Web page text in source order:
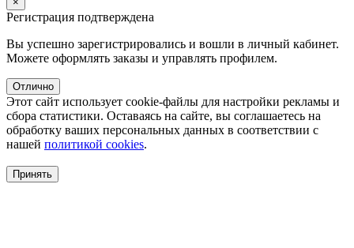
Регистрация подтверждена
Вы успешно зарегистрировались и вошли в личный кабинет.
Можете оформлять заказы и управлять профилем.
Отлично
Этот сайт использует cookie-файлы для настройки рекламы и
сбора статистики. Оставаясь на сайте, вы соглашаетесь на
обработку ваших персональных данных в соответствии с
нашей политикой cookies.
Принять